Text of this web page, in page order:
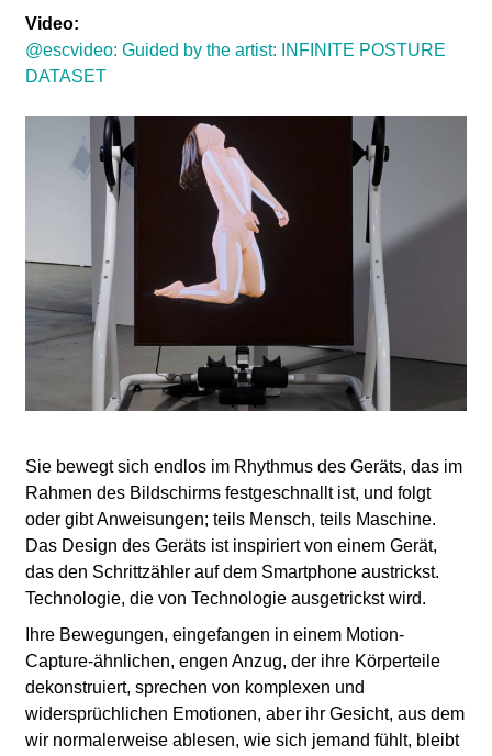
n
k
u
a
b
o
Video:
@escvideo: Guided by the artist: INFINITE POSTURE
DATASET
Sie bewegt sich endlos im Rhythmus des Geräts, das im
Rahmen des Bildschirms festgeschnallt ist, und folgt
oder gibt Anweisungen; teils Mensch, teils Maschine.
Das Design des Geräts ist inspiriert von einem Gerät,
das den Schrittzähler auf dem Smartphone austrickst.
Technologie, die von Technologie ausgetrickst wird.
Ihre Bewegungen, eingefangen in einem Motion-
Capture-ähnlichen, engen Anzug, der ihre Körperteile
dekonstruiert, sprechen von komplexen und
widersprüchlichen Emotionen, aber ihr Gesicht, aus dem
wir normalerweise ablesen, wie sich jemand fühlt, bleibt